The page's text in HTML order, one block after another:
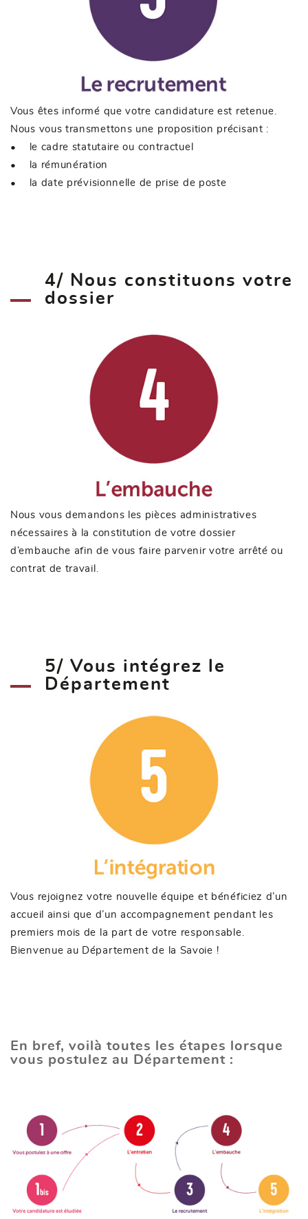
Vous êtes informé que votre candidature est retenue.
Nous vous transmettons une proposition précisant :
• le cadre statutaire ou contractuel
• la rémunération
• la date prévisionnelle de prise de poste
4/ Nous constituons votre
dossier
Nous vous demandons les pièces administratives
nécessaires à la constitution de votre dossier
d’embauche afin de vous faire parvenir votre arrêté ou
contrat de travail.
5/ Vous intégrez le
Département
Vous rejoignez votre nouvelle équipe et bénéficiez d’un
accueil ainsi que d’un accompagnement pendant les
premiers mois de la part de votre responsable.
Bienvenue au Département de la Savoie !
En bref, voilà toutes les étapes lorsque
vous postulez au Département :